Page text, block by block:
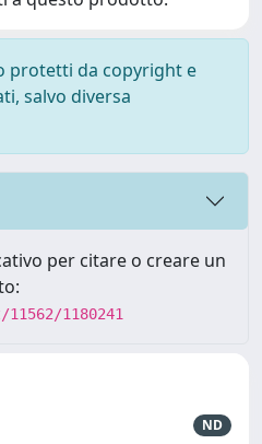
protetti da copyright e
salvo diversa
per citare o creare un
1180241
ND